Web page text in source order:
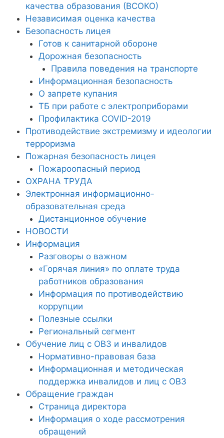
качества образования (ВСОКО)
Независимая оценка качества
Безопасность лицея
Готов к санитарной обороне
Дорожная безопасность
Правила поведения на транспорте
Информационная безопасность
О запрете купания
ТБ при работе с электроприборами
Профилактика COVID-2019
Противодействие экстремизму и идеологии
терроризма
Пожарная безопасность лицея
Пожароопасный период
ОХРАНА ТРУДА
Электронная информационно-
образовательная среда
Дистанционное обучение
НОВОСТИ
Информация
Разговоры о важном
«Горячая линия» по оплате труда
работников образования
Информация по противодействию
коррупции
Полезные ссылки
Региональный сегмент
Обучение лиц с ОВЗ и инвалидов
Нормативно-правовая база
Информационная и методическая
поддержка инвалидов и лиц с ОВЗ
Обращение граждан
Страница директора
Информация о ходе рассмотрения
обращений